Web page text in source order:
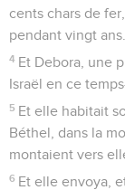
cents chars de
pendant vingt ans.
4 Et Debora, une
Israël en ce
5 Et elle habitait
Béthel, dans la
montaient vers
6 Et elle envoya,